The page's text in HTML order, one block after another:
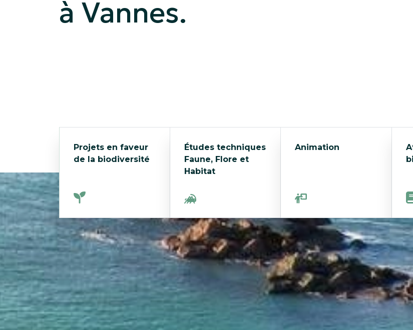
à Vannes.
Projets en faveur
de la biodiversité
Études techniques
Faune, Flore et
Habitat
Animation